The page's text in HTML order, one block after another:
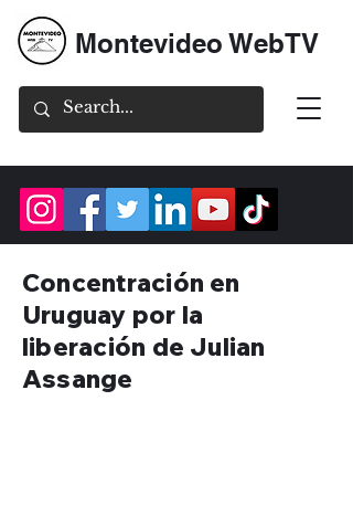
Montevideo WebTV
Concentración en
Uruguay por la
liberación de Julian
Assange